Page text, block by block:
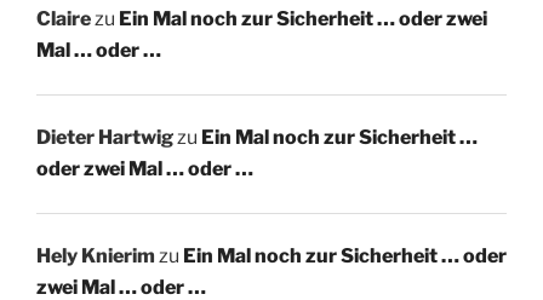
Clairezu Ein Mal noch zur Sicherheit … oder zwei
Mal … oder …
Dieter Hartwigzu Ein Mal noch zur Sicherheit …
oder zwei Mal … oder …
Hely Knierim zu Ein Mal noch zur Sicherheit … oder
zwei Mal … oder …